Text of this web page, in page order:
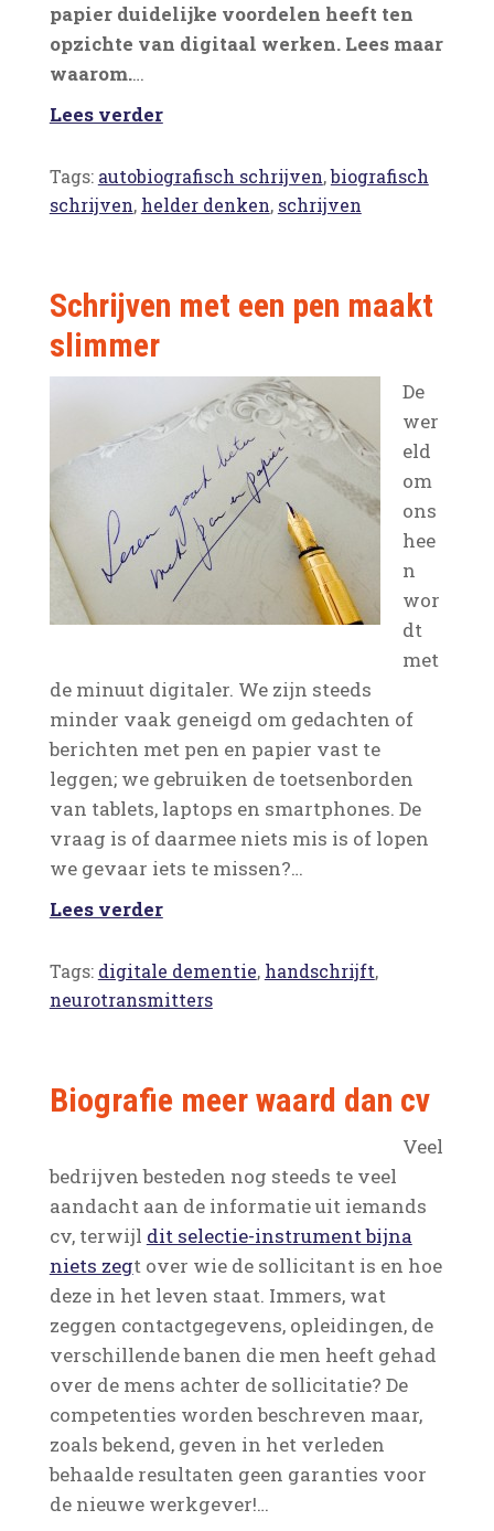
papier duidelijke voordelen heeft ten
opzichte van digitaal werken. Lees maar
waarom.…
Lees verder
Tags: autobiografisch schrijven,biografisch
schrijven, helder denken, schrijven
Schrijven met een pen maakt
slimmer
De
wer
eld
om
ons
hee
n
wor
dt
met
de minuut digitaler. We zijn steeds
minder vaak geneigd om gedachten of
berichten met pen en papier vast te
leggen; we gebruiken de toetsenborden
van tablets, laptops en smartphones. De
vraag is of daarmee niets mis is of lopen
we gevaar iets te missen?…
Lees verder
Tags: digitale dementie, handschrijft,
neurotransmitters
Biografie meer waard dan cv
Veel
bedrijven besteden nog steeds te veel
aandacht aan de informatie uit iemands
cv, terwijl dit selectie-instrument bijna
niets zegt over wie de sollicitant is en hoe
deze in het leven staat. Immers, wat
zeggen contactgegevens, opleidingen, de
verschillende banen die men heeft gehad
over de mens achter de sollicitatie? De
competenties worden beschreven maar,
zoals bekend, geven in het verleden
behaalde resultaten geen garanties voor
de nieuwe werkgever!…